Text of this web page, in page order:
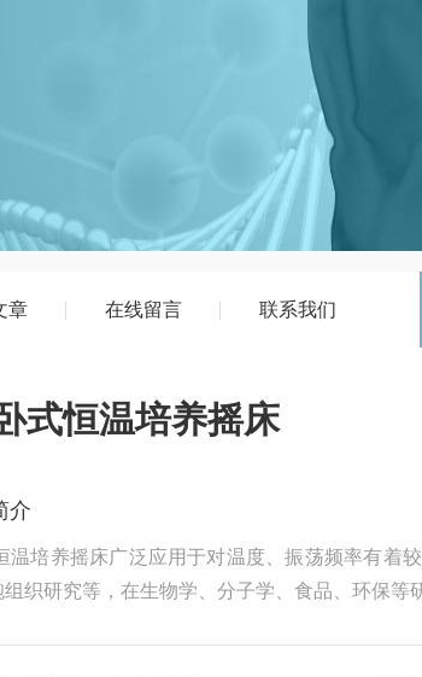
章 在线留言 联系我们
式恒温培养摇床
介
温培养摇床广泛应用于对温度、振荡频率有着
组织研究等，在生物学、分子学、食品、环保等